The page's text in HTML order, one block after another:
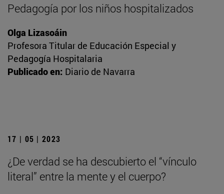
Pedagogía por los niños hospitalizados
Olga Lizasoáin
Profesora Titular de Educación Especial y
Pedagogía Hospitalaria
Publicado en: Diario de Navarra
17 | 05 | 2023
¿De verdad se ha descubierto el “vínculo
literal” entre la mente y el cuerpo?